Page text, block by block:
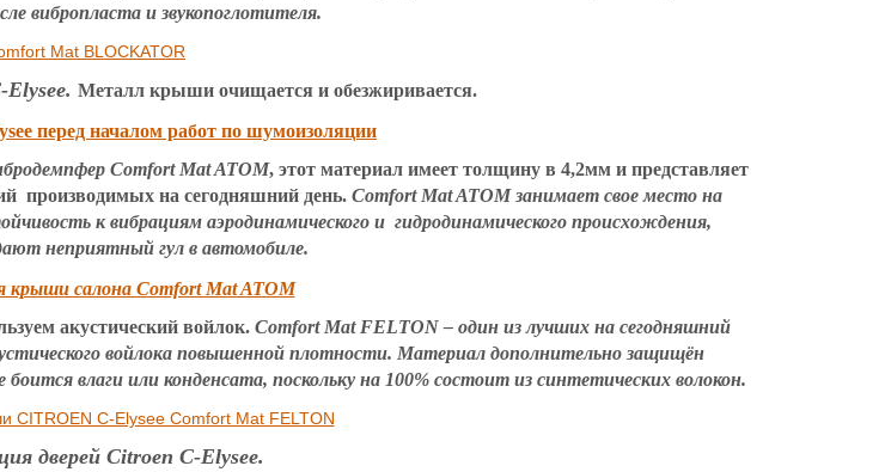
вибропласта и звукопоглотителя.
Металл крыши очищается и обезжиривается.
Comfort Mat ATOM, этот материал имеет толщину в 4,2мм и представляет
производимых на сегодняшний день. Comfort Mat ATOM занимает свое место на
к вибрациям аэродинамического и гидродинамического происхождения,
неприятный гул в автомобиле.
акустический войлок. Comfort Mat FELTON – один из лучших на сегодняшний
войлока повышенной плотности. Материал дополнительно защищён
влаги или конденсата, поскольку на 100% состоит из синтетических волокон.
дверей Citroen C-Elysee.